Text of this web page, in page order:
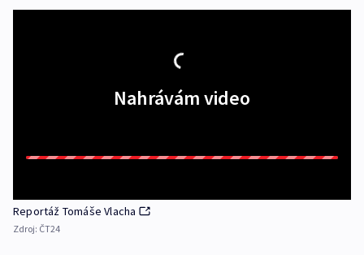
Nahrávám video
Reportáž Tomáše Vlacha
Zdroj: ČT24